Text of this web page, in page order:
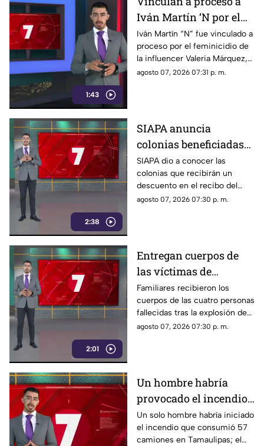
1:43
Iván Martín ‘N por el
feminicidio de Valeria
Márquez
Iván Martín “N” fue vinculado a
proceso por el feminicidio de
la influencer Valeria Márquez,
ocurrido durante una
agosto 07, 2026 07:31 p. m.
2:38
SIAPA anuncia
colonias beneficiadas
con descuento en el
recibo del agua
SIAPA dio a conocer las
colonias que recibirán un
descuento en el recibo del
agua tras una reunión con
agosto 07, 2026 07:30 p. m.
2:01
Entregan cuerpos de
las víctimas de
explosión de pipa en
Tlaquepaque
Familiares recibieron los
cuerpos de las cuatro personas
fallecidas tras la explosión de
una pipa en Tlaquepaque;
agosto 07, 2026 07:30 p. m.
Un hombre habría
provocado el incendio
de 57 camiones en
Tamaulipas
Un solo hombre habría iniciado
el incendio que consumió 57
camiones en Tamaulipas; el